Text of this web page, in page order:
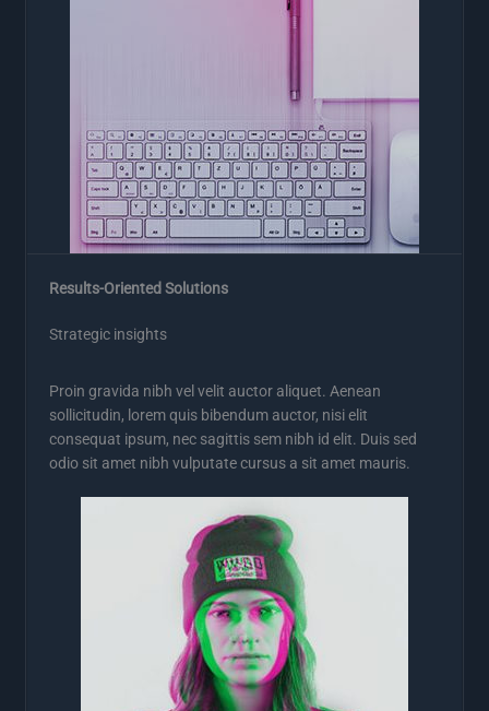
Results-Oriented Solutions
Strategic insights
Proin gravida nibh vel velit auctor aliquet. Aenean
sollicitudin, lorem quis bibendum auctor, nisi elit
consequat ipsum, nec sagittis sem nibh id elit. Duis sed
odio sit amet nibh vulputate cursus a sit amet mauris.